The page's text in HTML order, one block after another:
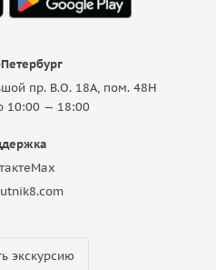
пр. В.О. 18A, пом. 48Н
10:00 — 18:00
Max
экскурсию